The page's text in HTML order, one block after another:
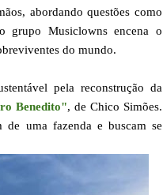
abordando questões como
grupo Musiclowns encena o
do mundo.
pela reconstrução da
Benedito", de Chico Simões.
uma fazenda e buscam se